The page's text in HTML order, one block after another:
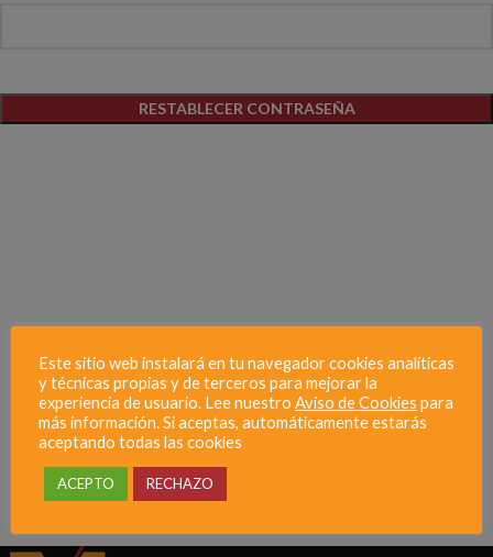
RESTABLECER CONTRASEÑA
Este sitio web instalará en tu navegador cookies analíticas
y técnicas propias y de terceros para mejorar la
experiencia de usuario. Lee nuestro Aviso de Cookies para
más información. Si aceptas, automáticamente estarás
aceptando todas las cookies
ACEPTO RECHAZO